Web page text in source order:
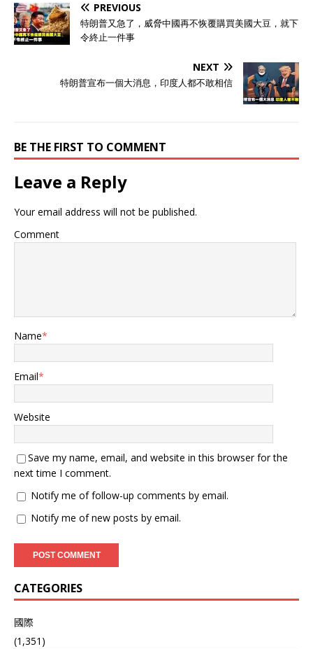
PREVIOUS
特朗普又急了，威脅中國再不恢覆購買美國大豆，就下
令終止一件事
NEXT
特朗普宣布一個大消息，印度人都不敢相信
BE THE FIRST TO COMMENT
Leave a Reply
Your email address will not be published.
Comment
Name*
Email*
Website
Save my name, email, and website in this browser for the
next time I comment.
Notify me of follow-up comments by email.
Notify me of new posts by email.
CATEGORIES
國際
(1,351)